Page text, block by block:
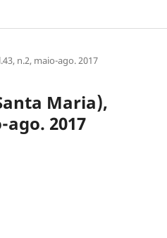
n.2, maio-ago. 2017
Maria),
ago. 2017